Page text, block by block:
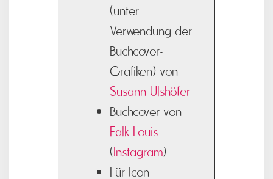
(unter
Verwendung der
Buchcover-
Grafiken) von
Susann Ulshöfer
Buchcover von
Falk Louis
(Instagram)
Für Icon